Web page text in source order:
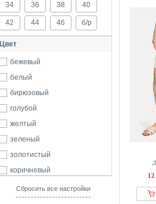
34 36 38 40
42 44 46 б/р
Цвет
бежевый
белый
бирюзовый
голубой
желтый
зеленый
золотистый
коричневый
красный
Сбросить все настройки